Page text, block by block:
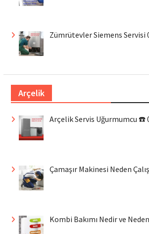
Zümrütevler Siemens Servisi
Arçelik
Arçelik Servis Uğurmumcu ☎️
Çamaşır Makinesi Neden
Kombi Bakımı Nedir ve Neden